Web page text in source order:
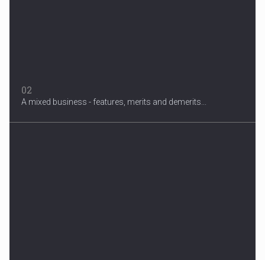
02
A mixed business - features, merits and demerits...